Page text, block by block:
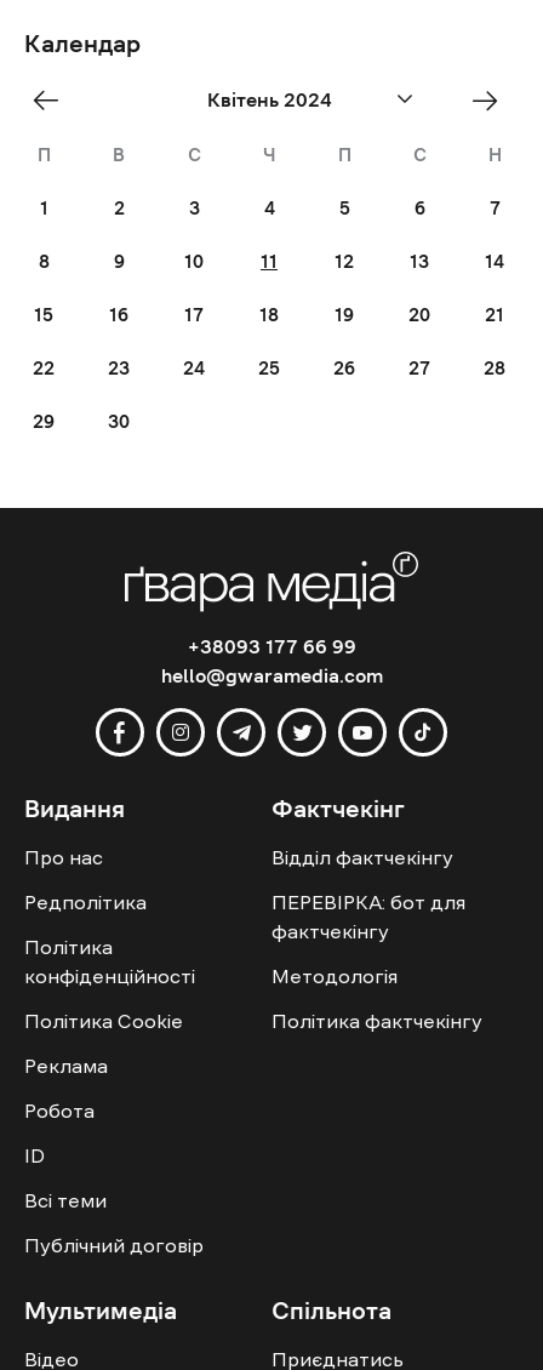
Календар
Квітень 2024
П В С Ч П С Н
1 2 3 4 5 6 7
8 9 10 11 12 13 14
15 16 17 18 19 20 21
22 23 24 25 26 27 28
29 30
«
Бер
Трав
»
+38093 177 66 99
hello@gwaramedia.com
Видання
Про нас
Редполітика
Політика
конфіденційності
Політика Cookie
Реклама
Робота
ID
Всі теми
Публічний договір
Фактчекінг
Відділ фактчекінгу
ПЕРЕВІРКА: бот для
фактчекінгу
Методологія
Політика фактчекінгу
Мультимедіа
Відео
Спільнота
Приєднатись